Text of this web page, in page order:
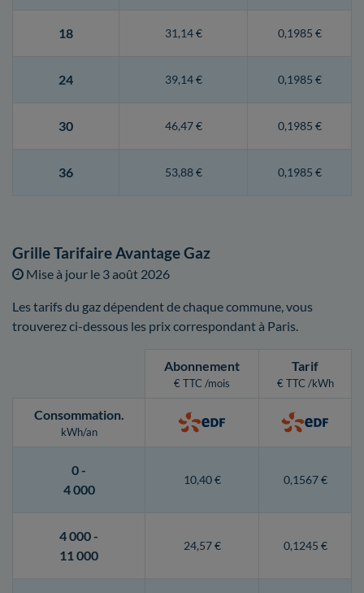
18 31,14 € 0,1985 €
24 39,14 € 0,1985 €
30 46,47 € 0,1985 €
36 53,88 € 0,1985 €
Grille Tarifaire Avantage Gaz
Mise à jour le 3 août 2026
Les tarifs du gaz dépendent de chaque commune, vous
trouverez ci-dessous les prix correspondant à Paris.
Abonnement
€ TTC /mois
Tarif
€ TTC /kWh
Consommation.
kWh/an
0 -
4 000
10,40 € 0,1567 €
4 000 -
11 000
24,57 € 0,1245 €